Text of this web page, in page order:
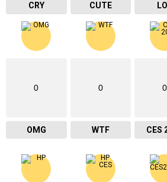
CRY CUTE
0
OMG
0
WTF
0
CES